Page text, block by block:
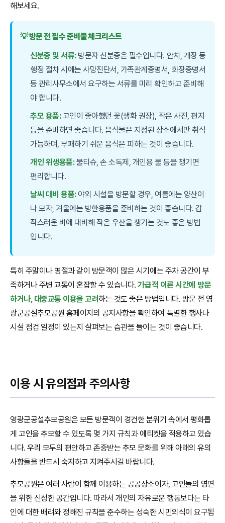
해보세요.
💡 방문 전 필수 준비물 체크리스트
신분증 및 서류:방문자 신분증은 필수입니다. 안치, 개장 등
행정 절차 시에는 사망진단서, 가족관계증명서, 화장증명서
등 관리사무소에서 요구하는 서류를 미리 확인하고 준비해
야 합니다.
추모 용품:고인이 좋아했던 꽃(생화 권장), 작은 사진, 편지
등을 준비하면 좋습니다. 음식물은 지정된 장소에서만 취식
가능하며, 부패하기 쉬운 음식은 피하는 것이 좋습니다.
개인 위생용품:물티슈, 손 소독제, 개인용 물 등을 챙기면
편리합니다.
날씨 대비 용품:야외 시설을 방문할 경우, 여름에는 양산이
나 모자, 겨울에는 방한용품을 준비하는 것이 좋습니다. 갑
작스러운 비에 대비해 작은 우산을 챙기는 것도 좋은 방법
입니다.
특히 주말이나 명절과 같이 방문객이 많은 시기에는 주차 공간이 부
족하거나 주변 교통이 혼잡할 수 있습니다.가급적 이른 시간에 방문
하거나, 대중교통 이용을 고려하는 것도 좋은 방법입니다. 방문 전 영
광군공설추모공원 홈페이지의 공지사항을 확인하여 특별한 행사나
시설 점검 일정이 있는지 살펴보는 습관을 들이는 것이 좋습니다.
이용 시 유의점과 주의사항
영광군공설추모공원은 모든 방문객이 경건한 분위기 속에서 평화롭
게 고인을 추모할 수 있도록 몇 가지 규칙과 에티켓을 적용하고 있습
니다. 우리 모두의 편안하고 존중받는 추모 문화를 위해 아래의 유의
사항들을 반드시 숙지하고 지켜주시길 바랍니다.
추모공원은 여러 사람이 함께 이용하는 공공장소이자, 고인들의 영면
을 위한 신성한 공간입니다. 따라서 개인의 자유로운 행동보다는 타
인에 대한 배려와 정해진 규칙을 준수하는 성숙한 시민의식이 요구됩